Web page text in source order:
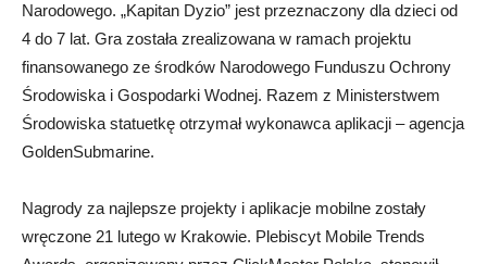
Narodowego. „Kapitan Dyzio” jest przeznaczony dla dzieci od
4 do 7 lat. Gra została zrealizowana w ramach projektu
finansowanego ze środków Narodowego Funduszu Ochrony
Środowiska i Gospodarki Wodnej. Razem z Ministerstwem
Środowiska statuetkę otrzymał wykonawca aplikacji – agencja
GoldenSubmarine.
Nagrody za najlepsze projekty i aplikacje mobilne zostały
wręczone 21 lutego w Krakowie. Plebiscyt Mobile Trends